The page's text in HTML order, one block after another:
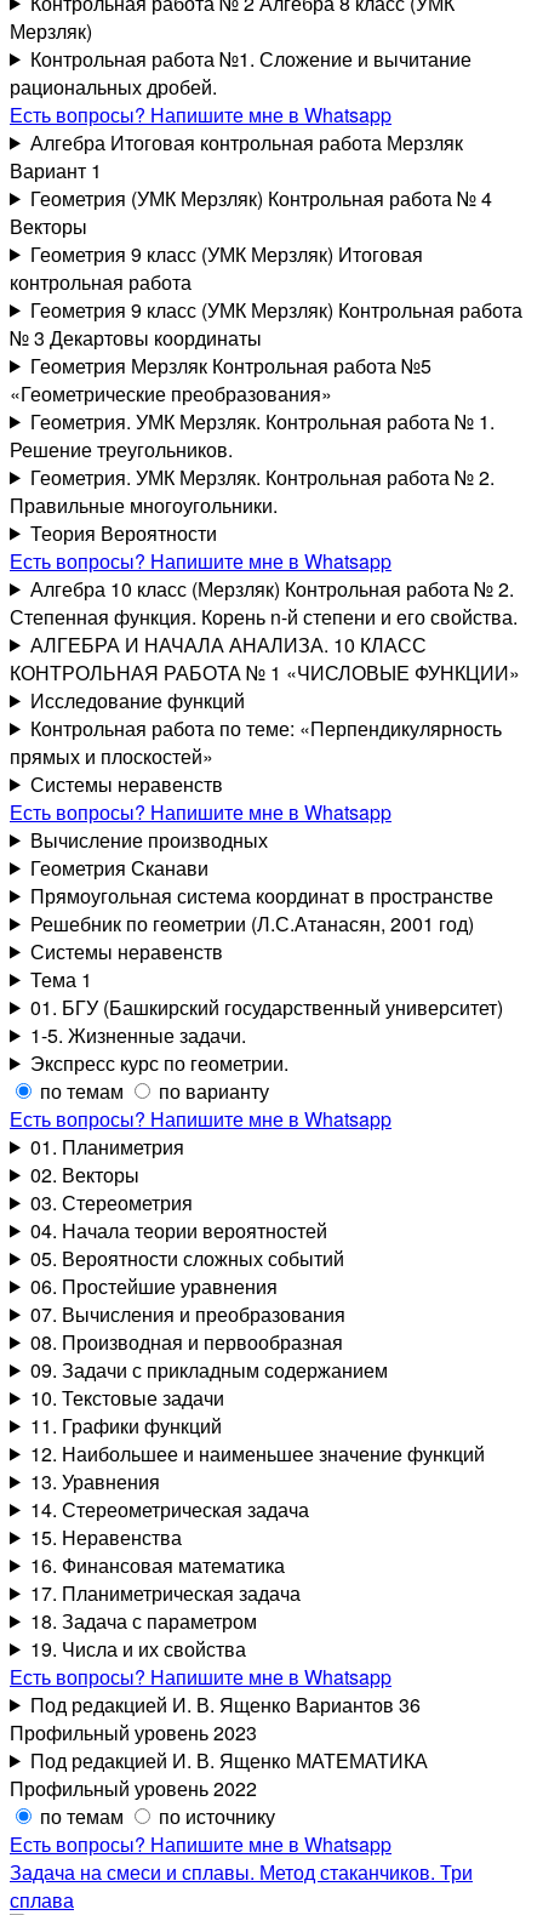
Мерзляк)
Контрольная работа №1. Сложение и вычитание
рациональных дробей.
Есть вопросы? Напишите мне в Whatsapp
Алгебра Итоговая контрольная работа Мерзляк
Вариант 1
Геометрия (УМК Мерзляк) Контрольная работа № 4
Векторы
Геометрия 9 класс (УМК Мерзляк) Итоговая
контрольная работа
Геометрия 9 класс (УМК Мерзляк) Контрольная работа
№ 3 Декартовы координаты
Геометрия Мерзляк Контрольная работа №5
«Геометрические преобразования»
Геометрия. УМК Мерзляк. Контрольная работа № 1.
Решение треугольников.
Геометрия. УМК Мерзляк. Контрольная работа № 2.
Правильные многоугольники.
Теория Вероятности
Есть вопросы? Напишите мне в Whatsapp
Алгебра 10 класс (Мерзляк) Контрольная работа № 2.
Степенная функция. Корень n-й степени и его свойства.
АЛГЕБРА И НАЧАЛА АНАЛИЗА. 10 КЛАСС
КОНТРОЛЬНАЯ РАБОТА № 1 «ЧИСЛОВЫЕ ФУНКЦИИ»
Исследование функций
Контрольная работа по теме: «Перпендикулярность
прямых и плоскостей»
Системы неравенств
Есть вопросы? Напишите мне в Whatsapp
Вычисление производных
Геометрия Сканави
Прямоугольная система координат в пространстве
Решебник по геометрии (Л.С.Атанасян, 2001 год)
Системы неравенств
Тема 1
01. БГУ (Башкирский государственный университет)
1-5. Жизненные задачи.
Экспресс курс по геометрии.
по темам
по варианту
Есть вопросы? Напишите мне в Whatsapp
01. Планиметрия
02. Векторы
03. Стереометрия
04. Начала теории вероятностей
05. Вероятности сложных событий
06. Простейшие уравнения
07. Вычисления и преобразования
08. Производная и первообразная
09. Задачи с прикладным содержанием
10. Текстовые задачи
11. Графики функций
12. Наибольшее и наименьшее значение функций
13. Уравнения
14. Стереометрическая задача
15. Неравенства
16. Финансовая математика
17. Планиметрическая задача
18. Задача с параметром
19. Числа и их свойства
Есть вопросы? Напишите мне в Whatsapp
Под редакцией И. В. Ященко Вариантов 36
Профильный уровень 2023
Под редакцией И. В. Ященко МАТЕМАТИКА
Профильный уровень 2022
по темам
по источнику
Есть вопросы? Напишите мне в Whatsapp
Задача на смеси и сплавы. Метод стаканчиков. Три
сплава